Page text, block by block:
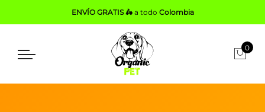
ENVÍO GRATIS 🛵a todo Colombia
0